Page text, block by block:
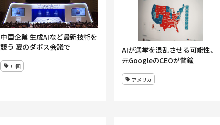
中国企業 生成AIなど最新技術を
競う 夏のダボス会議で
中国
AIが選挙を混乱させる可能性、
元GoogleのCEOが警鐘
アメリカ